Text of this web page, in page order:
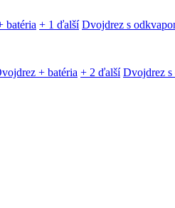
batéria + 1 ďalší Dvojdrez s
+ batéria + 2 ďalší Dvojdrez s